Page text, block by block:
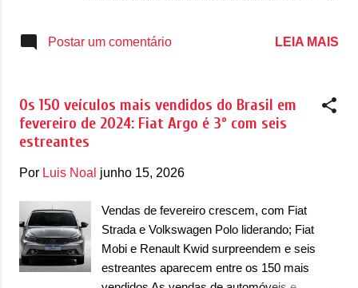
Alckmin, e o Vice-Governador do estado de
de 12V ou 48V (MHEV), híbridos (HEV),
o melhor mês de fevereiro na história com um
avanço de 143% em relação as 4.294 unidades
de fevereiro de 2023. Em relação a janeiro de
2024, no entanto, as vendas caíram um pouco
com as 12.026 unidades vendidas no mês
anterior. A queda de 13% em relação ao mês
anterior contrasta com o avanço do primeiro
bimestre de 2024 antes o primeiro bimestre de
2023. Foram 22.477 unidades entre janeiro e
fevereiro contra as 8.797 unidades de 2023, um
Postar um comentário LEIA MAIS
Os 150 veículos mais vendidos do Brasil em
fevereiro de 2024: Fiat Argo é 3º com seis
estreantes
Por Luis Noal junho 15, 2026
Vendas de fevereiro crescem, com Fiat
Strada e Volkswagen Polo liderando; Fiat
Mobi e Renault Kwid surpreendem e seis
estreantes aparecem entre os 150 mais